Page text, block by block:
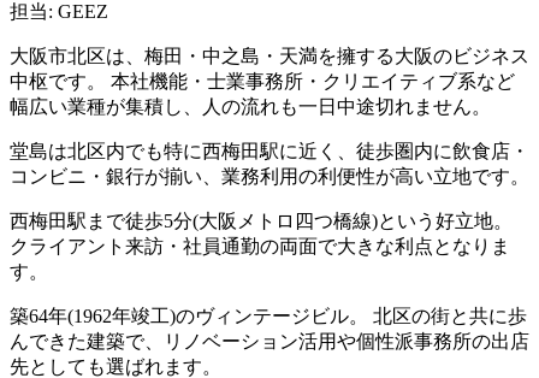
担当: GEEZ
大阪市北区は、梅田・中之島・天満を擁する大阪のビジネス
中枢です。 本社機能・士業事務所・クリエイティブ系など
幅広い業種が集積し、人の流れも一日中途切れません。
堂島は北区内でも特に西梅田駅に近く、徒歩圏内に飲食店・
コンビニ・銀行が揃い、業務利用の利便性が高い立地です。
西梅田駅まで徒歩5分(大阪メトロ四つ橋線)という好立地。
クライアント来訪・社員通勤の両面で大きな利点となりま
す。
築64年(1962年竣工)のヴィンテージビル。 北区の街と共に歩
んできた建築で、リノベーション活用や個性派事務所の出店
先としても選ばれます。